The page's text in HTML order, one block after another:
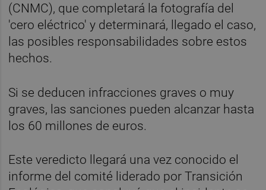
(CNMC), que completará la fotografía del
'cero eléctrico' y determinará, llegado el caso,
las posibles responsabilidades sobre estos
hechos.
Si se deducen infracciones graves o muy
graves, las sanciones pueden alcanzar hasta
los 60 millones de euros.
Este veredicto llegará una vez conocido el
informe del comité liderado por Transición